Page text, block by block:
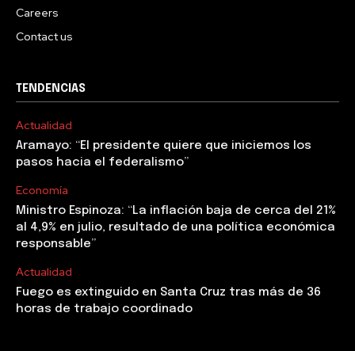
Careers
Contact us
TENDENCIAS
Actualidad
Aramayo: “El presidente quiere que iniciemos los
pasos hacia el federalismo”
Economía
Ministro Espinoza: “La inflación baja de cerca del 21%
al 4,9% en julio, resultado de una política económica
responsable”
Actualidad
Fuego es extinguido en Santa Cruz tras más de 36
horas de trabajo coordinado